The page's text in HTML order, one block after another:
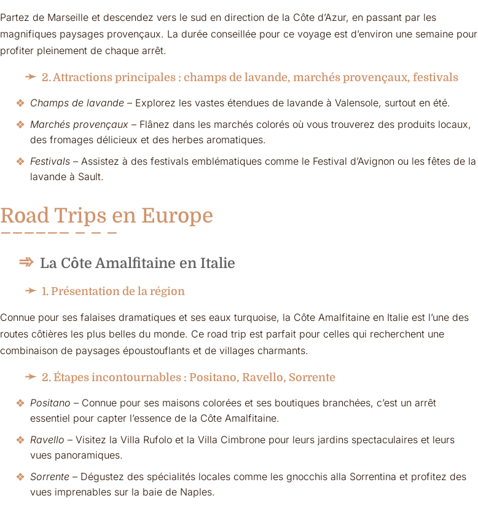
Partez de Marseille et descendez vers le sud en direction de la Côte d’Azur, en passant par les
magnifiques paysages provençaux. La durée conseillée pour ce voyage est d’environ une semaine pour
profiter pleinement de chaque arrêt.
2. Attractions principales : champs de lavande, marchés provençaux, festivals
Champs de lavande – Explorez les vastes étendues de lavande à Valensole, surtout en été.
Marchés provençaux – Flânez dans les marchés colorés où vous trouverez des produits locaux,
des fromages délicieux et des herbes aromatiques.
Festivals – Assistez à des festivals emblématiques comme le Festival d’Avignon ou les fêtes de la
lavande à Sault.
Road Trips en Europe
La Côte Amalfitaine en Italie
1. Présentation de la région
Connue pour ses falaises dramatiques et ses eaux turquoise, la Côte Amalfitaine en Italie est l’une des
routes côtières les plus belles du monde. Ce road trip est parfait pour celles qui recherchent une
combinaison de paysages époustouflants et de villages charmants.
2. Étapes incontournables : Positano, Ravello, Sorrente
Positano – Connue pour ses maisons colorées et ses boutiques branchées, c’est un arrêt
essentiel pour capter l’essence de la Côte Amalfitaine.
Ravello – Visitez la Villa Rufolo et la Villa Cimbrone pour leurs jardins spectaculaires et leurs
vues panoramiques.
Sorrente – Dégustez des spécialités locales comme les gnocchis alla Sorrentina et profitez des
vues imprenables sur la baie de Naples.